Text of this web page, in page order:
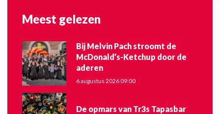
Meest gelezen
Bij Melvin Pach stroomt de
McDonald’s-Ketchup door de
aderen
6 augustus 2026 09:00
De opmars van Tr3s Tapasbar